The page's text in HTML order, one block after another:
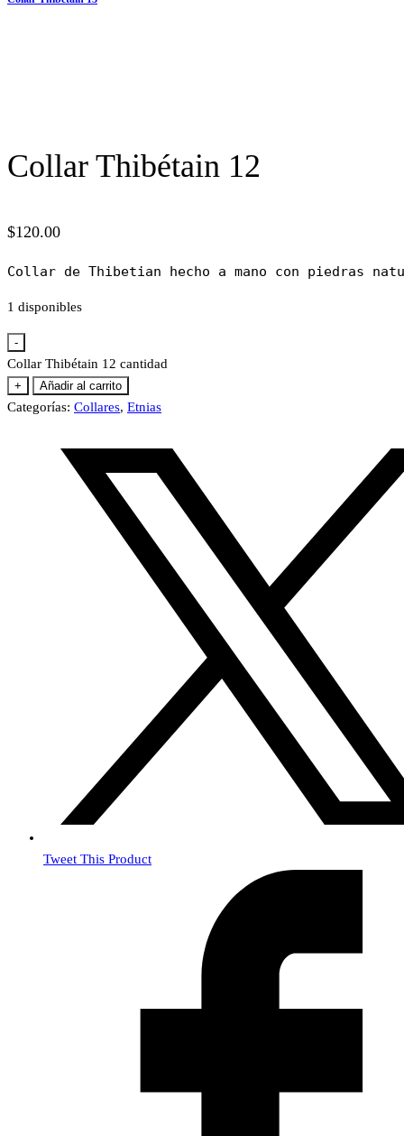
Collar Thibétain 12
$120.00
Collar de Thibetian hecho a mano con piedras
1 disponibles
-
Collar Thibétain 12 cantidad
+ Añadir al carrito
Categorías: Collares, Etnias
Tweet This Product